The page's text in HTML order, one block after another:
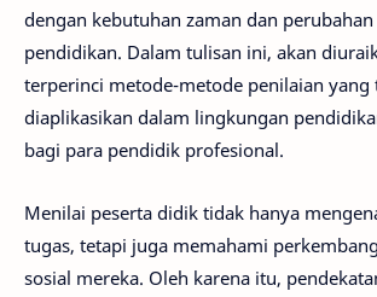
dengan kebutuhan zaman dan
pendidikan. Dalam tulisan ini, akan
terperinci metode-metode penilaian yang
diaplikasikan dalam lingkungan
bagi para pendidik profesional.
Menilai peserta didik tidak hanya
tugas, tetapi juga memahami
sosial mereka. Oleh karena itu,